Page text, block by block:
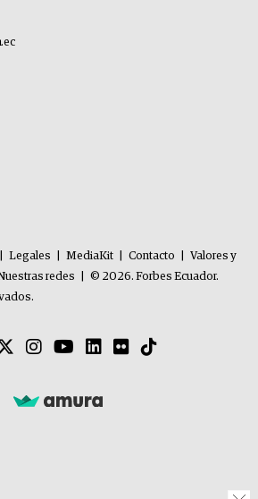
Legales MediaKit Contacto
Valores y
redes
© 2026. Forbes Ecuador.